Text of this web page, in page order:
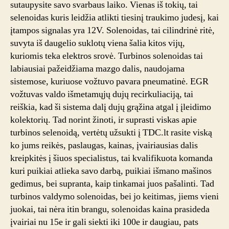
sutaupysite savo svarbaus laiko. Vienas iš tokių, tai
selenoidas kuris leidžia atlikti tiesinį traukimo judesį, kai
įtampos signalas yra 12V. Solenoidas, tai cilindrinė ritė,
suvyta iš daugelio suklotų viena šalia kitos vijų,
kuriomis teka elektros srovė. Turbinos solenoidas tai
labiausiai pažeidžiama mazgo dalis, naudojama
sistemose, kuriuose vožtuvo pavara pneumatinė. EGR
vožtuvas valdo išmetamųjų dujų recirkuliaciją, tai
reiškia, kad ši sistema dalį dujų grąžina atgal į įleidimo
kolektorių. Tad norint žinoti, ir suprasti viskas apie
turbinos selenoidą, vertėtų užsukti į TDC.lt rasite viską
ko jums reikės, paslaugas, kainas, įvairiausias dalis
kreipkitės į šiuos specialistus, tai kvalifikuota komanda
kuri puikiai atlieka savo darbą, puikiai išmano mašinos
gedimus, bei supranta, kaip tinkamai juos pašalinti. Tad
turbinos valdymo solenoidas, bei jo keitimas, jiems vieni
juokai, tai nėra itin brangu, solenoidas kaina prasideda
įvairiai nu 15e ir gali siekti iki 100e ir daugiau, pats